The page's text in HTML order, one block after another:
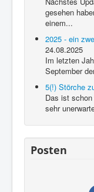
gesehen
einem...
2025 - ein
24.08.2025
Im letzten
September
5(!) Störche
Das ist
sehr
Posten